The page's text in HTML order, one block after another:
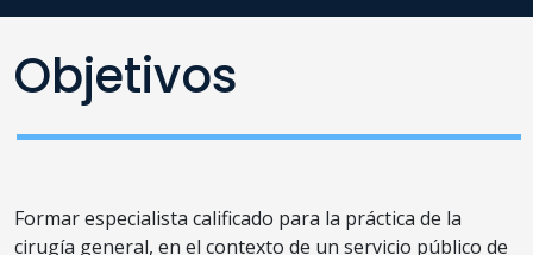
Formar especialista calificado para la práctica de la
cirugía general, en el contexto de un servicio público de
Objetivos